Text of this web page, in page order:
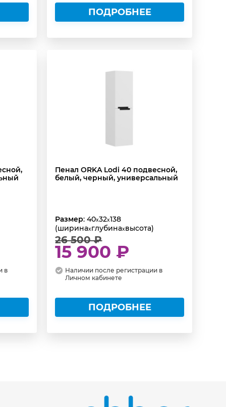
ПОДРОБНЕЕ
в
Пенал ORKA Lodi 40 подвесной,
белый, черный, универсальный
Размер: 40x32x138
(ширинаxглубинаxвысота)
26 500 ₽
15 900 ₽
Наличии после регистрации в
Личном кабинете
ПОДРОБНЕЕ